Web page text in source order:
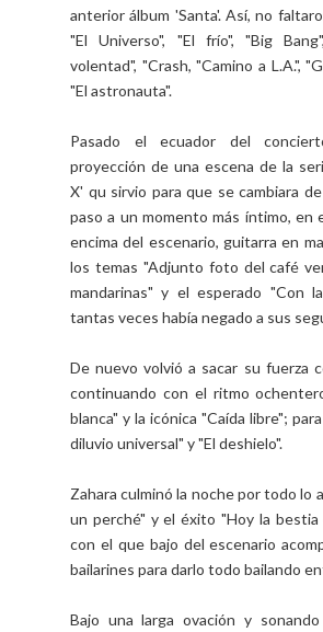
anterior álbum 'Santa'. Así, no
"El Universo", "El frío", "Big
volentad", "Crash, "Camino a L.A.",
"El astronauta".
Pasado el ecuador del
proyección de una escena de la
X' qu sirvio para que se cambiara
paso a un momento más íntimo, en
encima del escenario, guitarra en
los temas "Adjunto foto del café
mandarinas" y el esperado "Con
tantas veces había negado a sus
De nuevo volvió a sacar su fuerza
continuando con el ritmo
blanca" y la icónica "Caída libre";
diluvio universal" y "El deshielo".
Zahara culminó la noche por todo lo
un perché" y el éxito "Hoy la bestia
con el que bajo del escenario
bailarines para darlo todo bailando
Bajo una larga ovación y